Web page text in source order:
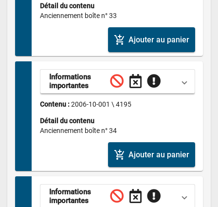
Détail du contenu
Anciennement boîte n° 33
add_shopping_cart Ajouter au panier
Informations
importantes
Contenu : 2006-10-001 \ 4195
Détail du contenu
Anciennement boîte n° 34
add_shopping_cart Ajouter au panier
Informations
importantes